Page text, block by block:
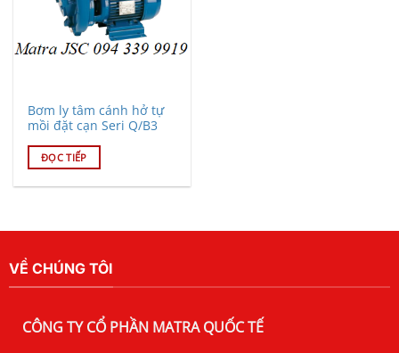
Bơm ly tâm cánh hở tự
mồi đặt cạn Seri Q/B3
ĐỌC TIẾP
VỀ CHÚNG TÔI
CÔNG TY CỔ PHẦN MATRA QUỐC TẾ